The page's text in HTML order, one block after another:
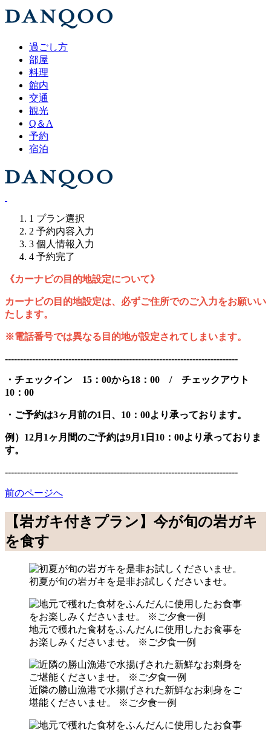
過ごし方
部屋
料理
館内
交通
観光
Q＆A
予約
宿泊
1 プラン選択
2 予約内容入力
3 個人情報入力
4 予約完了
《カーナビの目的地設定について》
カーナビの目的地設定は、必ずご住所でのご入力をお願いい
たします。
※電話番号では異なる目的地が設定されてしまいます。
-----------------------------------------------------------------------------
・チェックイン 15：00から18：00 / チェックアウト
10：00
・ご予約は3ヶ月前の1日、10：00より承っております。
例）12月1ヶ月間のご予約は9月1日10：00より承っておりま
す。
-----------------------------------------------------------------------------
前のページへ
【岩ガキ付きプラン】今が旬の岩ガキ
を食す
初夏が旬の岩ガキを是非お試しくださいませ。
地元で穫れた食材をふんだんに使用したお食事を
お楽しみくださいませ。 ※ご夕食一例
近隣の勝山漁港で水揚げされた新鮮なお刺身をご
堪能くださいませ。 ※ご夕食一例